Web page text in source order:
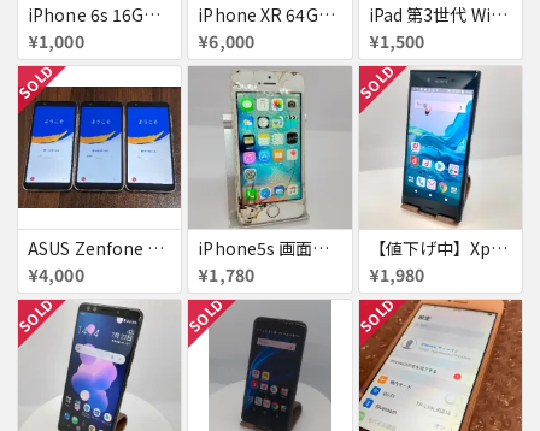
iPhone 6s 16GB アクティベーションロック
¥1,000
iPhone XR 64GB au 美品アクティベーションロック
¥6,000
iPad 第3世代 WiFiモデル 16GB A1416
¥1,500
SOLD
ASUS Zenfone Live (L1) ロック品×3台
¥4,000
iPhone5s 画面割れ
¥1,780
SOLD
【値下げ中】XperiaXZ
¥1,980
SOLD SOLD SOLD